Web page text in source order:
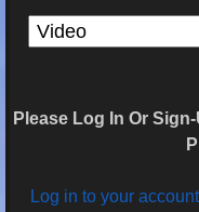
Please Log In Or
Log in to your account